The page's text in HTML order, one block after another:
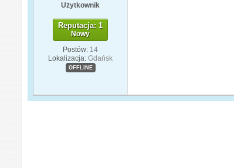
Użytkownik
Reputacja: 1
Nowy
Postów: 14
Lokalizacja: Gdańsk
OFFLINE